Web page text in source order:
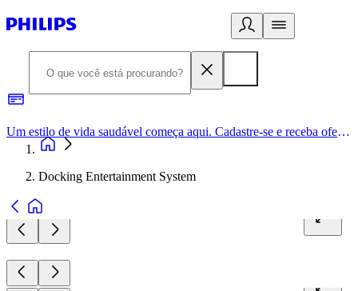
Um estilo de vida saudável começa aqui. Cadastre-se e receba ofertas exclusivas.
Docking Entertainment System